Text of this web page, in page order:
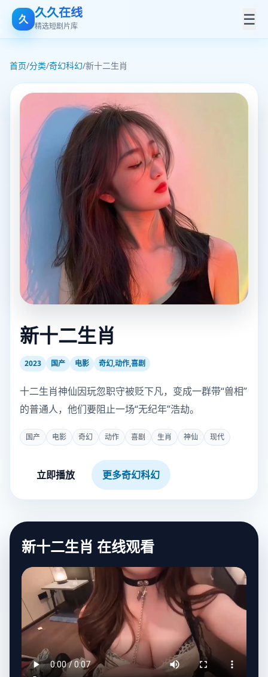
久 久久在线
精选短剧片库 ☰
首页/分类/奇幻科幻/新十二生肖
新十二生肖
2023 国产 电影 奇幻,动作,喜剧
十二生肖神仙因玩忽职守被贬下凡，变成一群带“兽相”
的普通人，他们要阻止一场“无纪年”浩劫。
国产 电影 奇幻 动作 喜剧 生肖 神仙 现代
立即播放 更多奇幻科幻
新十二生肖 在线观看